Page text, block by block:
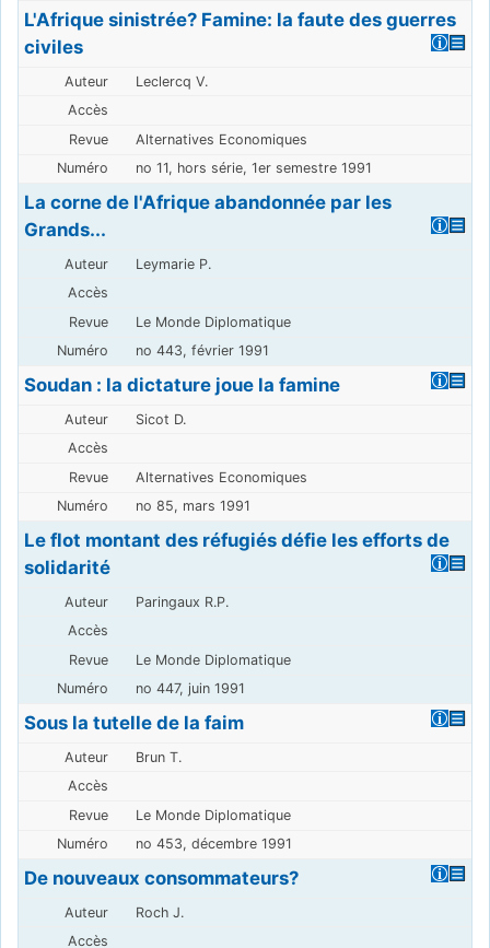
L'Afrique sinistrée? Famine: la faute des guerres
civiles
Leclercq V.
Alternatives Economiques
no 11, hors série, 1er semestre 1991
La corne de l'Afrique abandonnée par les
Grands...
Leymarie P.
Le Monde Diplomatique
no 443, février 1991
Soudan : la dictature joue la famine
Sicot D.
Alternatives Economiques
no 85, mars 1991
Le flot montant des réfugiés défie les efforts de
solidarité
Paringaux R.P.
Le Monde Diplomatique
no 447, juin 1991
Sous la tutelle de la faim
Brun T.
Le Monde Diplomatique
no 453, décembre 1991
De nouveaux consommateurs?
Roch J.